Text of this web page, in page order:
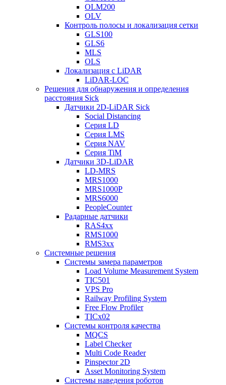
OLM200
OLV
Контроль полосы и локализация сетки
GLS100
GLS6
MLS
OLS
Локализация с LiDAR
LiDAR-LOC
Решения для обнаружения и определения
расстояния Sick
Датчики 2D-LiDAR Sick
Social Distancing
Серия LD
Серия LMS
Серия NAV
Серия TiM
Датчики 3D-LiDAR
LD-MRS
MRS1000
MRS1000P
MRS6000
PeopleCounter
Радарные датчики
RAS4xx
RMS1000
RMS3xx
Системные решения
Системы замера параметров
Load Volume Measurement System
TIC501
VPS Pro
Railway Profiling System
Free Flow Profiler
TICx02
Системы контроля качества
MQCS
Label Checker
Multi Code Reader
Pinspector 2D
Asset Monitoring System
Системы наведения роботов